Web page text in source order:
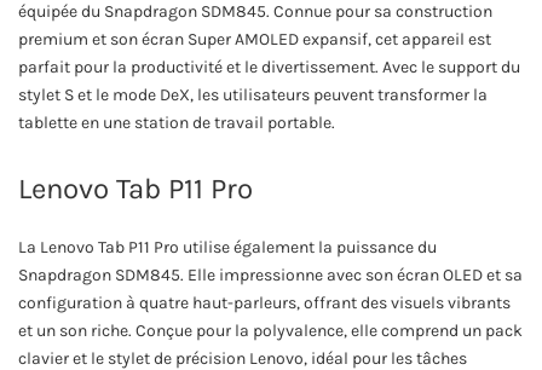
équipée du Snapdragon SDM845. Connue pour sa construction
premium et son écran Super AMOLED expansif, cet appareil est
parfait pour la productivité et le divertissement. Avec le support du
stylet S et le mode DeX, les utilisateurs peuvent transformer la
tablette en une station de travail portable.
Lenovo Tab P11 Pro
La Lenovo Tab P11 Pro utilise également la puissance du
Snapdragon SDM845. Elle impressionne avec son écran OLED et sa
configuration à quatre haut-parleurs, offrant des visuels vibrants
et un son riche. Conçue pour la polyvalence, elle comprend un pack
clavier et le stylet de précision Lenovo, idéal pour les tâches